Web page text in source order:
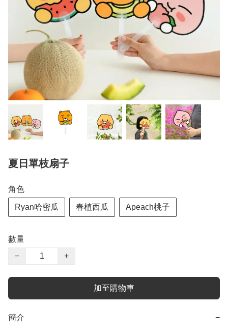
夏日單枝扇子
角色
Ryan哈密瓜 春植西瓜 Apeach桃子
數量
−
+
加至購物車
簡介 −